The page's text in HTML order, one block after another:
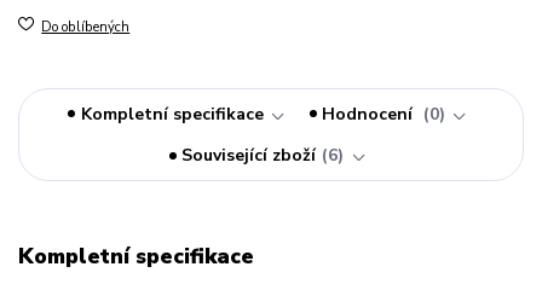
Do oblíbených
Kompletní specifikace Hodnocení
0
Související zboží 6
Kompletní specifikace